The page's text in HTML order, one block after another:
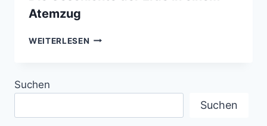
Atemzug
WEITERLESEN DIE
Suchen
Suchen